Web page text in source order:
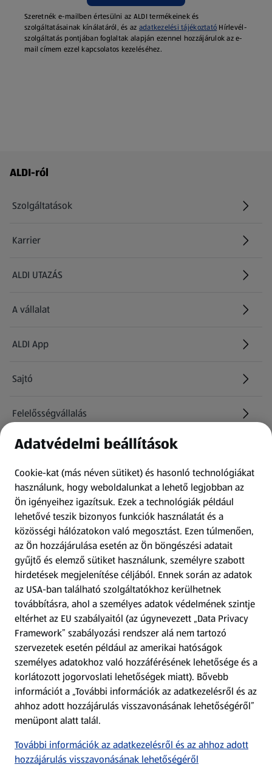
Szeretnék e-mailben értesülni az ALDI termékeinek és
szolgáltatásainak kínálatáról, és az adatkezelési tájékoztató Hírlevél-
szolgáltatás pontjában foglaltak alapján ezennel hozzájárulok az e-
mail címem ezzel kapcsolatos kezeléséhez.
Láblécmenü - további linkek
ALDI-ról
Szolgáltatások
Karrier
(új oldalon nyílik meg)
ALDI UTAZÁS
(új oldalon nyílik meg)
A vállalat
ALDI App
Sajtó
Felelősségvállalás
Információk
Kérdőív
Fizetési lehetőségek
ALDI utalványok
Árcsökkentés
Adattörlő alkalmazás
Szervizpont
(új oldalon nyílik meg)
Fedezz fel minket az interneten!
Töltsd le az ALDI Magyarország applikációt!
Adatvédelmi beállítások
Cookie-kat (más néven sütiket) és hasonló technológiákat
használunk, hogy weboldalunkat a lehető legjobban az
Ön igényeihez igazítsuk. Ezek a technológiák például
lehetővé teszik bizonyos funkciók használatát és a
közösségi hálózatokon való megosztást. Ezen túlmenően,
az Ön hozzájárulása esetén az Ön böngészési adatait
gyűjtő és elemző sütiket használunk, személyre szabott
hirdetések megjelenítése céljából. Ennek során az adatok
az USA-ban található szolgáltatókhoz kerülhetnek
továbbításra, ahol a személyes adatok védelmének szintje
eltérhet az EU szabályaitól (az úgynevezett „Data Privacy
Framework” szabályozási rendszer alá nem tartozó
szervezetek esetén például az amerikai hatóságok
személyes adatokhoz való hozzáférésének lehetősége és a
korlátozott jogorvoslati lehetőségek miatt). Bővebb
információt a „További információk az adatkezelésről és az
ahhoz adott hozzájárulás visszavonásának lehetőségéről”
menüpont alatt talál.
További információk az adatkezelésről és az ahhoz adott
hozzájárulás visszavonásának lehetőségéről